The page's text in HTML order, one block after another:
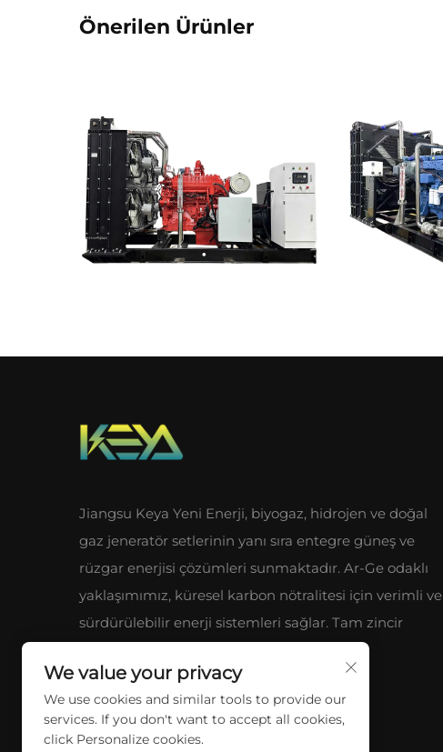
Önerilen Ürünler
Jiangsu Keya Yeni Enerji, biyogaz, hidrojen ve doğal
gaz jeneratör setlerinin yanı sıra entegre güneş ve
rüzgar enerjisi çözümleri sunmaktadır. Ar-Ge odaklı
yaklaşımımız, küresel karbon nötralitesi için verimli ve
sürdürülebilir enerji sistemleri sağlar. Tam zincir
We value your privacy
We use cookies and similar tools to provide our
services. If you don't want to accept all cookies,
click Personalize cookies.